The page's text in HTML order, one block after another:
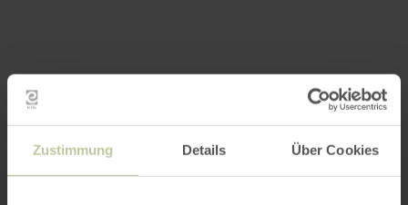
Zustimmung Details Über Cookies